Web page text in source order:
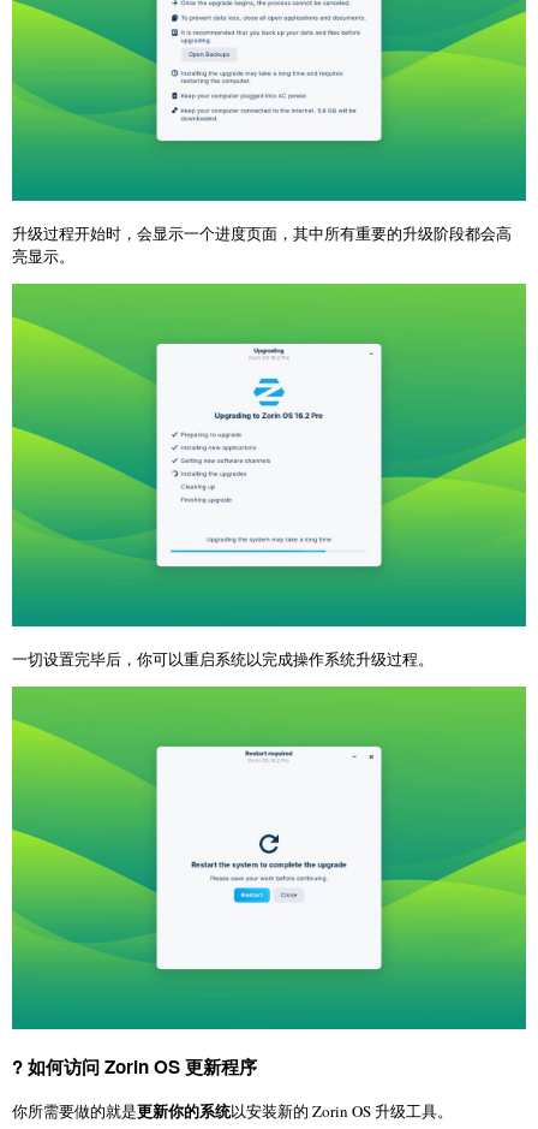
升级过程开始时，会显示一个进度页面，其中所有重要的升级阶段都会高
亮显示。
一切设置完毕后，你可以重启系统以完成操作系统升级过程。
? 如何访问 Zorin OS 更新程序
你所需要做的就是更新你的系统以安装新的 Zorin OS 升级工具。